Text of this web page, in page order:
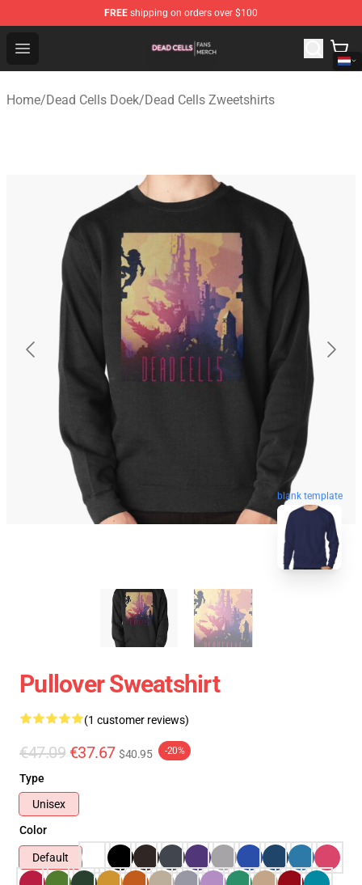
FREE shipping on orders over $100
Open menu
Dead Cells Shop - Official Dead Cells Merchandise Store
Home/Dead Cells Doek/Dead Cells Zweetshirts
blank template
Pullover Sweatshirt
(1 customer reviews)
€47.09 €37.67 $40.95 -20%
Type
Unisex
Color
Default